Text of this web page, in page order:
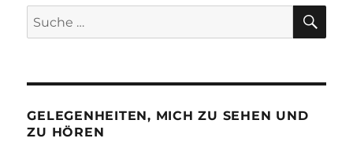
Suche
nach:
GELEGENHEITEN, MICH ZU SEHEN UND
ZU HÖREN